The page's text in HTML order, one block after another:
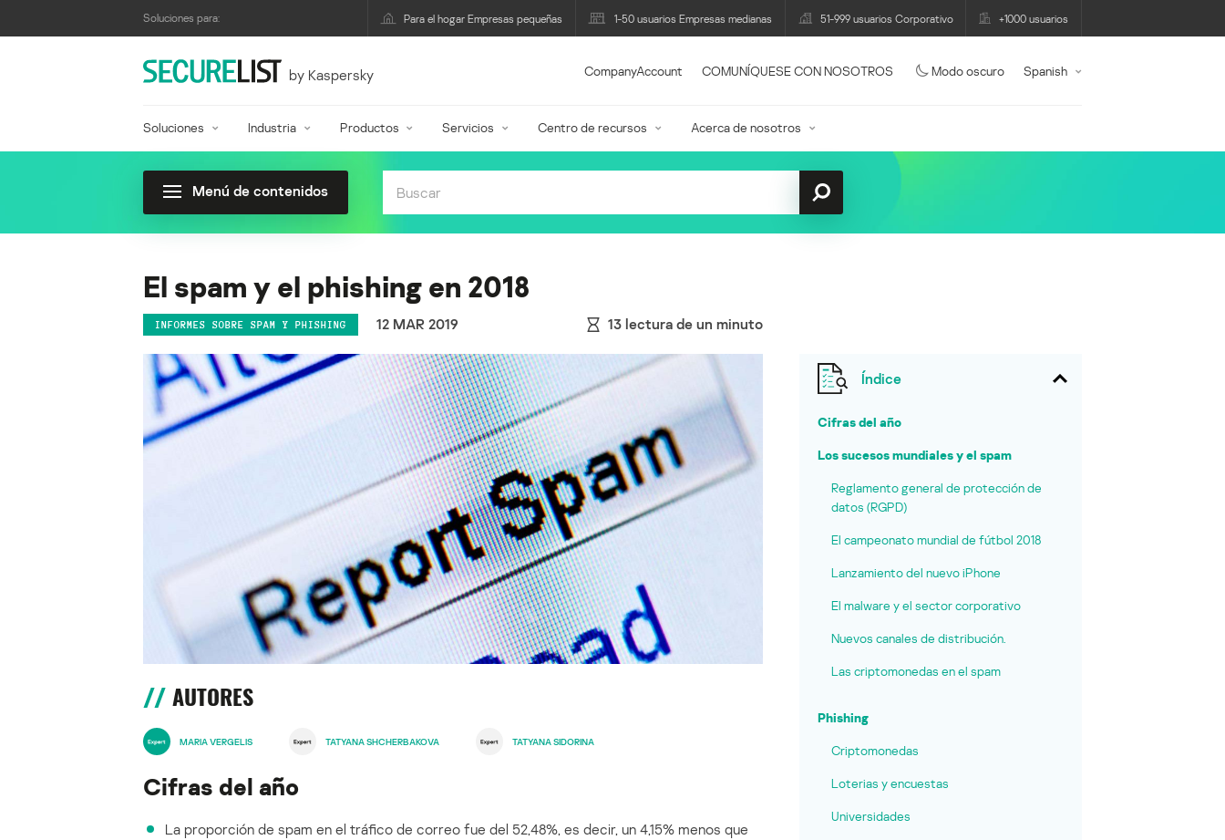
Soluciones para: Para el hogar Empresas pequeñas 1-50 usuarios Empresas medianas 51-999 usuarios Corporativo +1000 usuarios
by Kaspersky CompanyAccount COMUNÍQUESE CON NOSOTROS Modo oscuro Spanish
Soluciones Industria Productos Servicios Centro de recursos Acerca de nosotros
Menú de contenidos
El spam y el phishing en 2018
INFORMES SOBRE SPAM Y PHISHING 12 MAR 2019 13 lectura de un minuto
AUTORES
MARIA VERGELIS TATYANA SHCHERBAKOVA TATYANA SIDORINA
Cifras del año
La proporción de spam en el tráfico de correo fue del 52,48%, es decir, un 4,15% menos que
Índice
Cifras del año
Los sucesos mundiales y el spam
Reglamento general de protección de
datos (RGPD)
El campeonato mundial de fútbol 2018
Lanzamiento del nuevo iPhone
El malware y el sector corporativo
Nuevos canales de distribución.
Las criptomonedas en el spam
Phishing
Criptomonedas
Loterias y encuestas
Universidades